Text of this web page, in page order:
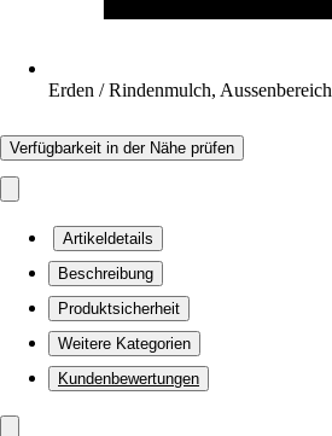
Erden / Rindenmulch, Aussenbereich
Verfügbarkeit in der Nähe prüfen
Artikeldetails
Beschreibung
Produktsicherheit
Weitere Kategorien
Kundenbewertungen